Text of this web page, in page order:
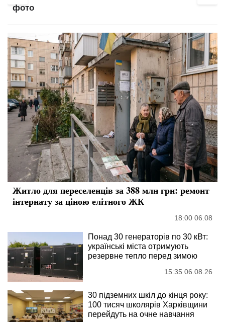
фото
Житло для переселенців за 388 млн грн: ремонт
інтернату за ціною елітного ЖК
18:00 06.08
Понад 30 генераторів по 30 кВт:
українські міста отримують
резервне тепло перед зимою
15:35 06.08.26
30 підземних шкіл до кінця року:
100 тисяч школярів Харківщини
перейдуть на очне навчання